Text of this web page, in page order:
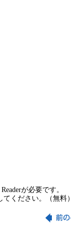
が必要です。
てください。（無料